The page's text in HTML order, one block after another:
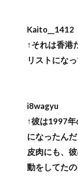
Kaito__1412
↑それは香港
リストにな
i8wagyu
↑彼は1997
になったんだ
皮肉にも、
動をしてたの